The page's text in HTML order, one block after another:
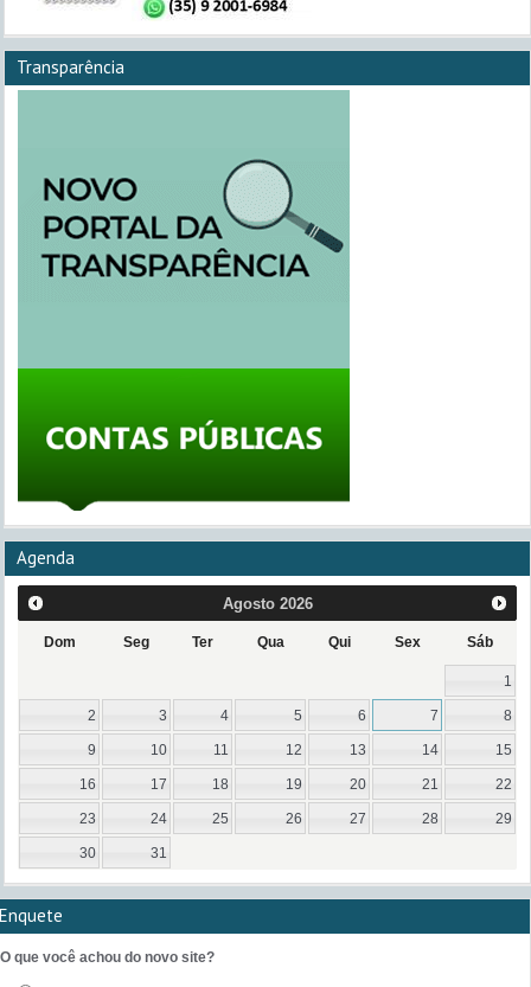
Transparência
Agenda
Agosto 2026
Dom Seg Ter Qua Qui Sex Sáb
1
2 3 4 5 6 7 8
9 10 11 12 13 14 15
16 17 18 19 20 21 22
23 24 25 26 27 28 29
30 31
Enquete
O que você achou do novo site?